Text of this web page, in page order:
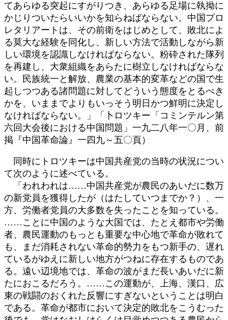
てあらゆる突起にすがりつき、あらゆる足場に執拗に
かじりついたらいいかを知らねばならない。中国プロ
レタリアートは、その前衛をはじめとして、敗北によ
る莫大な経験を同化し、新しい方法で活動しながら新
しい環境を認識しなければならない。粉砕された隊列
を再建し、大衆組織をあらたに樹立しなければならな
い。民族統一と解放、農業の基本的変革などの国で生
起しつつある諸問題に対してどういう態度をとるべき
かを、いままでよりもいっそう明日かつ鮮明に決定し
なければならない。」「卜ロツキー「コミンテルン第
六回大会後における中国問題」一九二八年一〇月、前
掲『中国革命論』一四九～五〇頁）
同時にトロツキーは中国共産党の当時の状況につい
て次のように述べている。
「われわれは……中国共産党が農民のあいだに数万
の新党員を獲得したが（はたしていつまでか？）、一
方、労働者党員の大多数を失ったことを知っている。
……ことに中国のような大国では、たとえ都市や労働
者、農民運動のもっとも重要な中心地で革命が敗れて
も、まだ消耗されない革命的勢力をもつ新手の、遅れ
ているがゆえに新しい地方がつねに存在するものであ
る。遠い辺境地では、革命の波がまだ長いあいだに新
たにおこるだろう。……この運動が、上海、漢口、広
東の戦闘のおくれた反響にすぎないということは明白
である。革命が都市において決定的敗北をこうむった